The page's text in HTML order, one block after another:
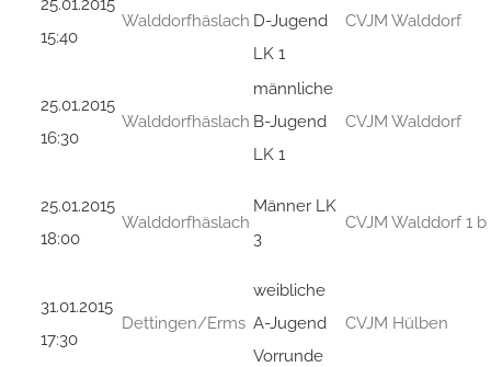
25.01.2015
15:40
Walddorfhäslach D-Jugend
LK 1
CVJM Walddorf
25.01.2015
16:30
Walddorfhäslach
männliche
B-Jugend
LK 1
CVJM Walddorf
25.01.2015
18:00
Walddorfhäslach
Männer LK
3
CVJM Walddorf 1 b
31.01.2015
17:30
Dettingen/Erms
weibliche
A-Jugend
Vorrunde
CVJM Hülben